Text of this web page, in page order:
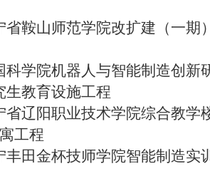
省鞍山师范学院改扩建（一期
科学院机器人与智能制造创新
生教育设施工程
省辽阳职业技术学院综合教学
工程
丰田金杯技师学院智能制造实